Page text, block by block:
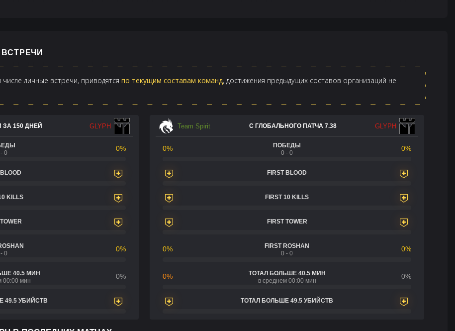
ВСТРЕЧИ
личные встречи, приводятся по текущим составам команд, достижения предыдущих составов организаций не
ЗА 150 ДНЕЙ GLYPH
0
0%
KILLS
0
0%
40.5 МИН
00:00 мин
0%
49.5 УБИЙСТВ
Team Spirit С ГЛОБАЛЬНОГО ПАТЧА 7.38 GLYPH
0%
ПОБЕДЫ
0 - 0
0%
FIRST BLOOD
FIRST 10 KILLS
FIRST TOWER
0%
FIRST ROSHAN
0 - 0
0%
0%
ТОТАЛ БОЛЬШЕ 40.5 МИН
в среднем 00:00 мин
0%
ТОТАЛ БОЛЬШЕ 49.5 УБИЙСТВ